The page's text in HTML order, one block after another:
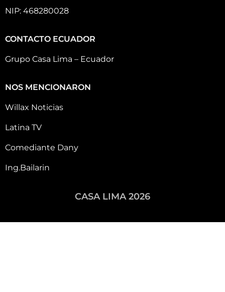
NIP: 468280028
CONTACTO ECUADOR
Grupo Casa Lima – Ecuador
NOS MENCIONARON
Willax Noticias
Latina TV
Comediante Dany
Ing.Bailarin
CASA LIMA 2026